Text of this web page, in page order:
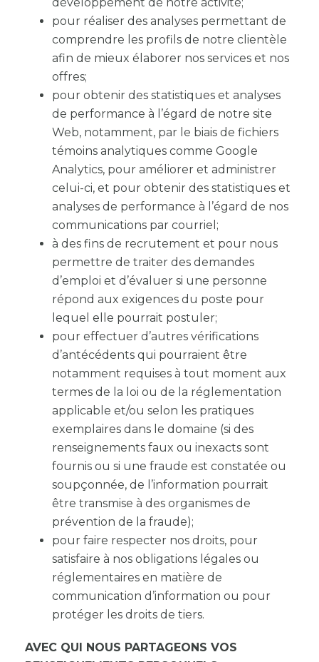
pour réaliser des analyses permettant de
comprendre les profils de notre clientèle
afin de mieux élaborer nos services et nos
offres;
pour obtenir des statistiques et analyses
de performance à l’égard de notre site
Web, notamment, par le biais de fichiers
témoins analytiques comme Google
Analytics, pour améliorer et administrer
celui-ci, et pour obtenir des statistiques et
analyses de performance à l’égard de nos
communications par courriel;
à des fins de recrutement et pour nous
permettre de traiter des demandes
d’emploi et d’évaluer si une personne
répond aux exigences du poste pour
lequel elle pourrait postuler;
pour effectuer d’autres vérifications
d’antécédents qui pourraient être
notamment requises à tout moment aux
termes de la loi ou de la réglementation
applicable et/ou selon les pratiques
exemplaires dans le domaine (si des
renseignements faux ou inexacts sont
fournis ou si une fraude est constatée ou
soupçonnée, de l’information pourrait
être transmise à des organismes de
prévention de la fraude);
pour faire respecter nos droits, pour
satisfaire à nos obligations légales ou
réglementaires en matière de
communication d’information ou pour
protéger les droits de tiers.
AVEC QUI NOUS PARTAGEONS VOS